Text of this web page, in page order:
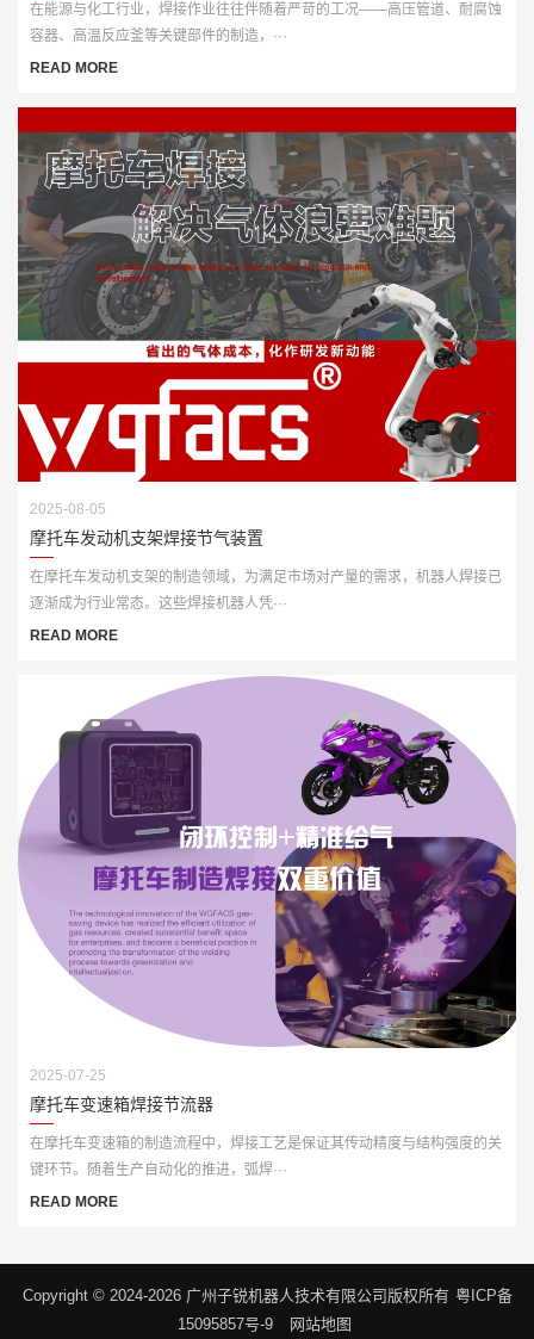
在能源与化工行业，焊接作业往往伴随着严苛的工况——高压管道、耐腐蚀
容器、高温反应釜等关键部件的制造，···
READ MORE
2025-08-05
摩托车发动机支架焊接节气装置
在摩托车发动机支架的制造领域，为满足市场对产量的需求，机器人焊接已
逐渐成为行业常态。这些焊接机器人凭···
READ MORE
2025-07-25
摩托车变速箱焊接节流器
在摩托车变速箱的制造流程中，焊接工艺是保证其传动精度与结构强度的关
键环节。随着生产自动化的推进，弧焊···
READ MORE
Copyright © 2024-2026 广州子锐机器人技术有限公司版权所有 粤ICP备
15095857号-9
网站地图